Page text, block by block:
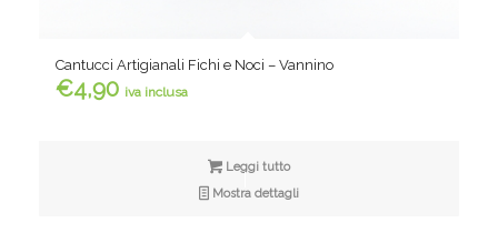
Cantucci Artigianali Fichi e Noci – Vannino
€4,90 iva inclusa
Leggi tutto
Mostra dettagli